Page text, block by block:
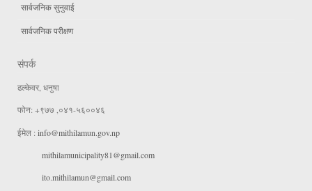
सार्वजनिक सुनुवाई
सार्वजनिक परीक्षण
संपर्क
ढल्केवर, धनुषा
फोन: +९७७ ,०४१-५६००४६
ईमेल : info@mithilamun.gov.np
mithilamunicipality81@gmail.com
ito.mithilamun@gmail.com